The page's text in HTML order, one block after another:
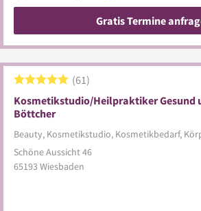
Gratis Termine
Kosmetikstudio/Heilpraktiker Gesund
Böttcher
Beauty, Kosmetikstudio, Kosmetikbedarf,
61
Schöne Aussicht 46
65193 Wiesbaden